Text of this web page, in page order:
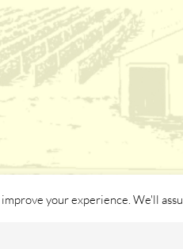
your experience. We'll